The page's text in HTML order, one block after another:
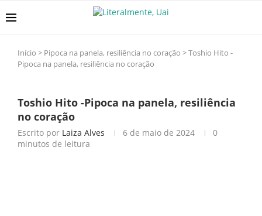
Início > Pipoca na panela, resiliência no coração >Toshio Hito -
Pipoca na panela, resiliência no coração
Toshio Hito -Pipoca na panela, resiliência
no coração
Escrito por Laiza Alves 6 de maio de 2024
0
minutos de leitura